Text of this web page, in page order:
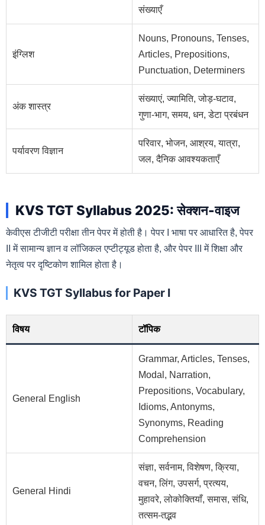
संख्याएँ
इंग्लिश
Nouns, Pronouns, Tenses,
Articles, Prepositions,
Punctuation, Determiners
अंक शास्त्र
संख्याएं, ज्यामिति, जोड़-घटाव,
गुणा-भाग, समय, धन, डेटा प्रबंधन
पर्यावरण विज्ञान
परिवार, भोजन, आश्रय, यात्रा,
जल, दैनिक आवश्यकताएँ
KVS TGT Syllabus 2025: सेक्शन-वाइज
केवीएस टीजीटी परीक्षा तीन पेपर में होती है। पेपर I भाषा पर आधारित है, पेपर
II में सामान्य ज्ञान व लॉजिकल एप्टीट्यूड होता है, और पेपर III में शिक्षा और
नेतृत्व पर दृष्टिकोण शामिल होता है।
KVS TGT Syllabus for Paper I
विषय टॉपिक
General English
Grammar, Articles, Tenses,
Modal, Narration,
Prepositions, Vocabulary,
Idioms, Antonyms,
Synonyms, Reading
Comprehension
General Hindi
संज्ञा, सर्वनाम, विशेषण, क्रिया,
वचन, लिंग, उपसर्ग, प्रत्यय,
मुहावरे, लोकोक्तियाँ, समास, संधि,
तत्सम-तद्भव